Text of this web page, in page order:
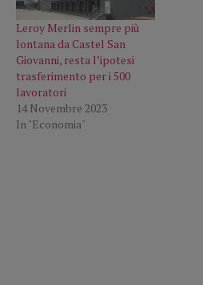
Leroy Merlin sempre più
lontana da Castel San
Giovanni, resta l’ipotesi
trasferimento per i 500
lavoratori
14 Novembre 2023
In "Economia"